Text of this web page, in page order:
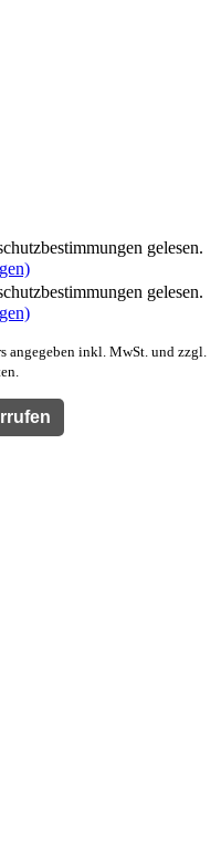
gelesen.
gelesen.
angegeben inkl. MwSt. und zzgl.